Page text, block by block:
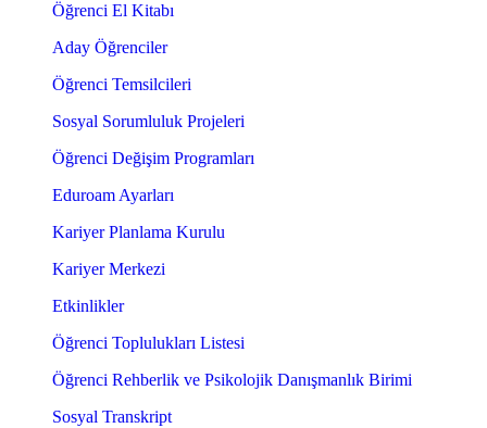
Öğrenci El Kitabı
Aday Öğrenciler
Öğrenci Temsilcileri
Sosyal Sorumluluk Projeleri
Öğrenci Değişim Programları
Eduroam Ayarları
Kariyer Planlama Kurulu
Kariyer Merkezi
Etkinlikler
Öğrenci Toplulukları Listesi
Öğrenci Rehberlik ve Psikolojik Danışmanlık Birimi
Sosyal Transkript